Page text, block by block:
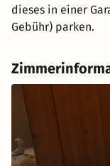
dieses in einer
Gebühr) parken.